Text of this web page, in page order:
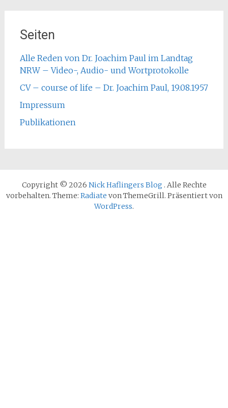
Seiten
Alle Reden von Dr. Joachim Paul im Landtag
NRW – Video-, Audio- und Wortprotokolle
CV – course of life – Dr. Joachim Paul, 19.08.1957
Impressum
Publikationen
Copyright © 2026 Nick Haflingers Blog . Alle Rechte
vorbehalten. Theme: Radiate von ThemeGrill. Präsentiert von
WordPress.